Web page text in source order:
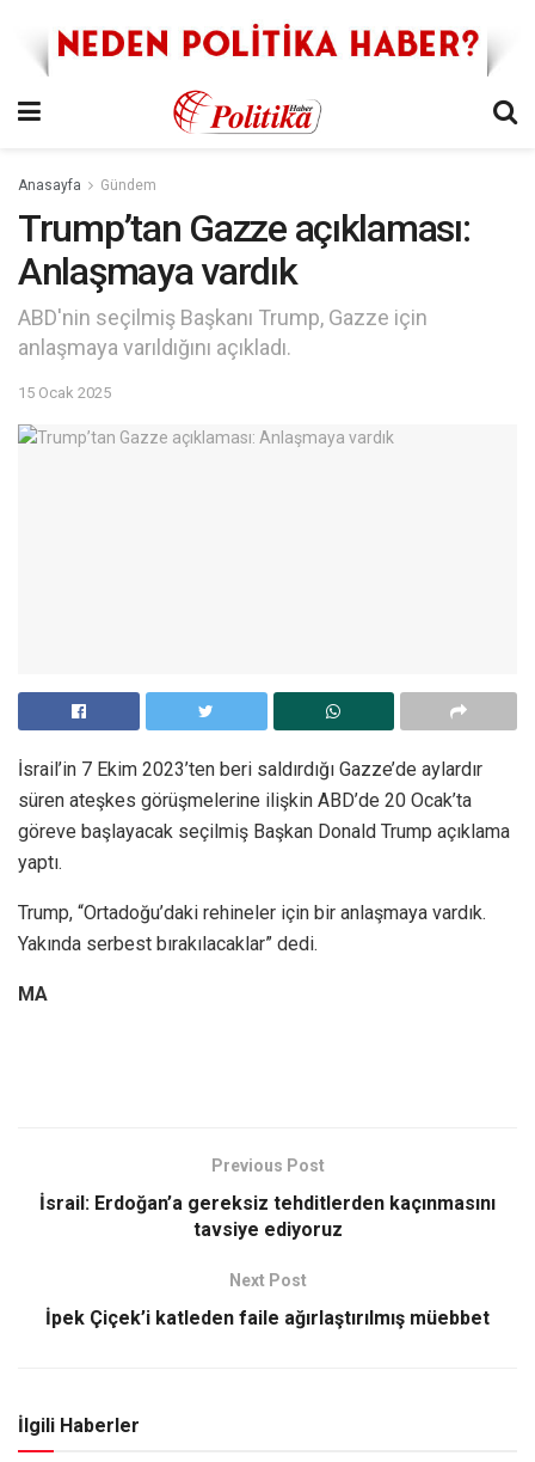
Anasayfa Gündem
Trump’tan Gazze açıklaması:
Anlaşmaya vardık
ABD'nin seçilmiş Başkanı Trump, Gazze için
anlaşmaya varıldığını açıkladı.
15 Ocak 2025
İsrail’in 7 Ekim 2023’ten beri saldırdığı Gazze’de aylardır
süren ateşkes görüşmelerine ilişkin ABD’de 20 Ocak’ta
göreve başlayacak seçilmiş Başkan Donald Trump açıklama
yaptı.
Trump, “Ortadoğu’daki rehineler için bir anlaşmaya vardık.
Yakında serbest bırakılacaklar” dedi.
MA
Previous Post
İsrail: Erdoğan’a gereksiz tehditlerden kaçınmasını
tavsiye ediyoruz
Next Post
İpek Çiçek’i katleden faile ağırlaştırılmış müebbet
İlgili Haberler